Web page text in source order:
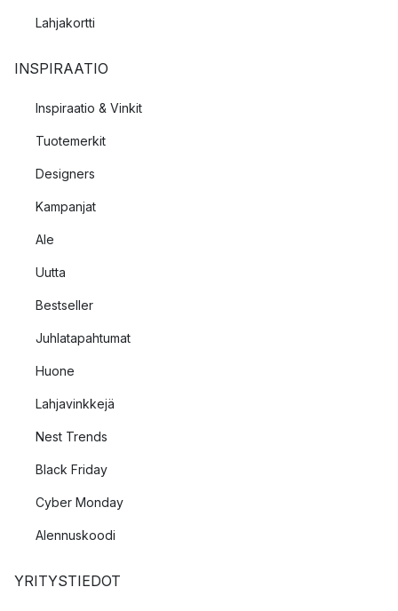
Lahjakortti
INSPIRAATIO
Inspiraatio & Vinkit
Tuotemerkit
Designers
Kampanjat
Ale
Uutta
Bestseller
Juhlatapahtumat
Huone
Lahjavinkkejä
Nest Trends
Black Friday
Cyber Monday
Alennuskoodi
YRITYSTIEDOT